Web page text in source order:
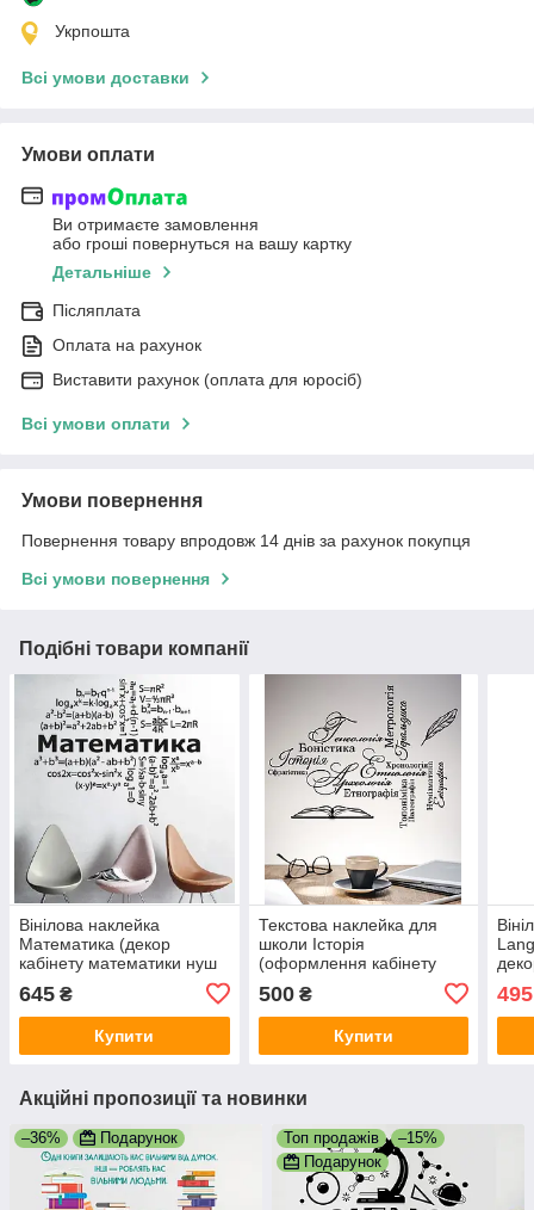
Укрпошта
Всі умови доставки
Умови оплати
Ви отримаєте замовлення
або гроші повернуться на вашу картку
Детальніше
Післяплата
Оплата на рахунок
Виставити рахунок (оплата для юросіб)
Всі умови оплати
Умови повернення
Повернення товару впродовж 14 днів за рахунок покупця
Всі умови повернення
Подібні товари компанії
Вінілова наклейка
Математика (декор
кабінету математики нуш
формул матова
1110х1000 мм
645 ₴
Купити
Текстова наклейка для
школи Історія
(оформлення кабінету
НУШ клас кабінет історії)
матова текст 970х770 мм
500₴
Купити
495
Акційні пропозиції та новинки
–36% Подарунок Топ продажів
–15%
Подарунок